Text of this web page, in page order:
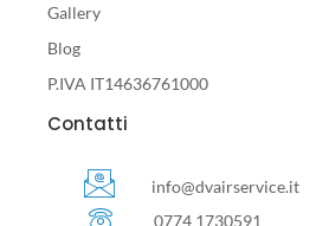
Gallery
Blog
P.IVA IT14636761000
Contatti
info@dvairservice.it
0774 1730591